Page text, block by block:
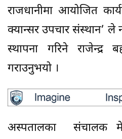
राजधानीमा आयोजित
क्यान्सर उपचार संस्थान’ ले
स्थापना गरिने राजेन्द्र
गराउनुभयो ।
अस्पतालका संचालक